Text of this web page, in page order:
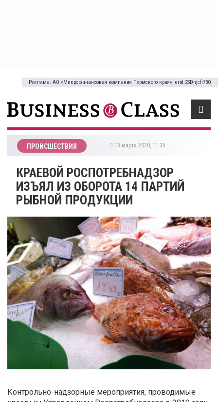
Реклама: АО «Микрофинансовая компания Пермского края», erid:2SDnjcfi73Q
ПРОИСШЕСТВИЯ 13 марта 2020, 11:35
КРАЕВОЙ РОСПОТРЕБНАДЗОР
ИЗЪЯЛ ИЗ ОБОРОТА 14 ПАРТИЙ
РЫБНОЙ ПРОДУКЦИИ
Контрольно-надзорные мероприятия, проводимые